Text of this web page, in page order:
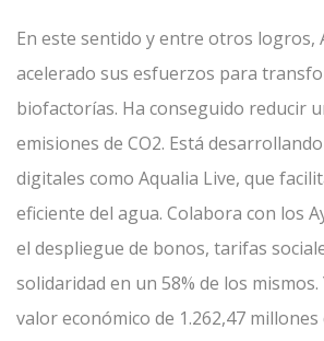
En este sentido y entre otros logros,
acelerado sus esfuerzos para
biofactorías. Ha conseguido reducir
emisiones de CO2. Está
digitales como Aqualia Live, que
eficiente del agua. Colabora con los
el despliegue de bonos, tarifas
solidaridad en un 58% de los
valor económico de 1.262,47 millones